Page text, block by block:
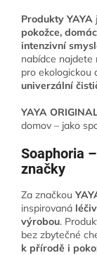
Produkty YAYA
pokožce,
intenzivní
nabídce najdete
pro ekologickou
univerzální
YAYA
domov – jako
Soaphoria
značky
Za značkou
inspirovaná
výrobou.
bez zbytečné
k přírodě i